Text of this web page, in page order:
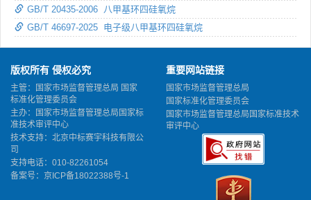
GB/T 20435-2006 八甲基环四硅氧烷
GB/T 46697-2025 电子级八甲基环四硅氧烷
版权所有 侵权必究
主管：国家市场监督管理总局 国家
标准化管理委员会
主办：国家市场监督管理总局国家标
准技术审评中心
技术支持：北京中标赛宇科技有限公
司
支持电话：010-82261054
备案号： 京ICP备18022388号-1
重要网站链接
国家市场监督管理总局
国家标准化管理委员会
国家市场监督管理总局国家标准技术
审评中心